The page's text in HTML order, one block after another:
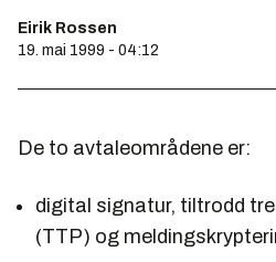
Eirik Rossen
19. mai 1999 - 04:12
De to avtaleområdene er:
digital signatur, tiltrodd
(TTP) og